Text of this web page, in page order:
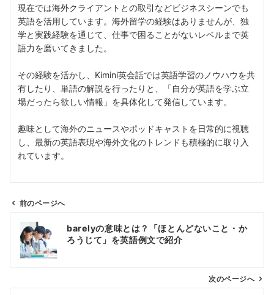
現在では海外クライアントとの取引などビジネスシーンでも
英語を活用しています。海外留学の経験はありませんが、独
学と実践経験を通じて、仕事で困ることがないレベルまで英
語力を磨いてきました。
その経験を活かし、Kimini英会話では英語学習のノウハウを共
有したり、単語の解説を行ったりと、「自分が英語を学ぶ立
場だったら欲しい情報」を具体化して発信しています。
趣味として海外のニュースやポッドキャストを日常的に視聴
し、最新の英語表現や海外文化のトレンドも積極的に取り入
れています。
前のページへ
barelyの意味とは？「ほとんどないこと・か
ろうじて」を英語例文で紹介
次のページへ